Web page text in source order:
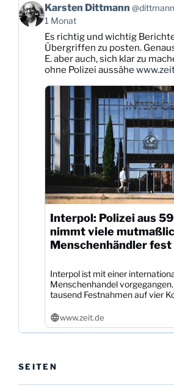
Beitrag
von
Karsten
Dittmann
Bluesky
ansehen
Karsten Dittmann
1 Monat
Es richtig und wichtig
Übergriffen zu posten.
E. aber auch, sich klar zu
ohne Polizei aussähe
Interpol: Polizei aus
nimmt viele
Menschenhändler fest
Interpol ist mit einer
Menschenhandel
tausend Festnahmen auf vier
www.zeit.de
SEITEN